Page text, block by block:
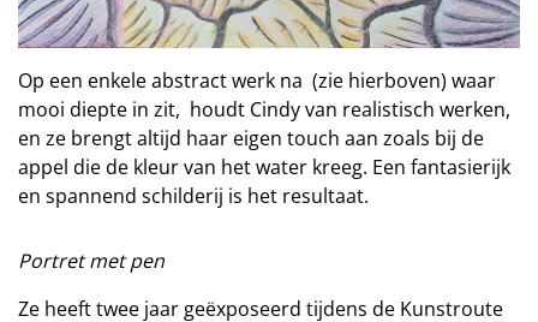
Op een enkele abstract werk na (zie hierboven) waar
mooi diepte in zit, houdt Cindy van realistisch werken,
en ze brengt altijd haar eigen touch aan zoals bij de
appel die de kleur van het water kreeg. Een fantasierijk
en spannend schilderij is het resultaat.
Portret met pen
Ze heeft twee jaar geëxposeerd tijdens de Kunstroute